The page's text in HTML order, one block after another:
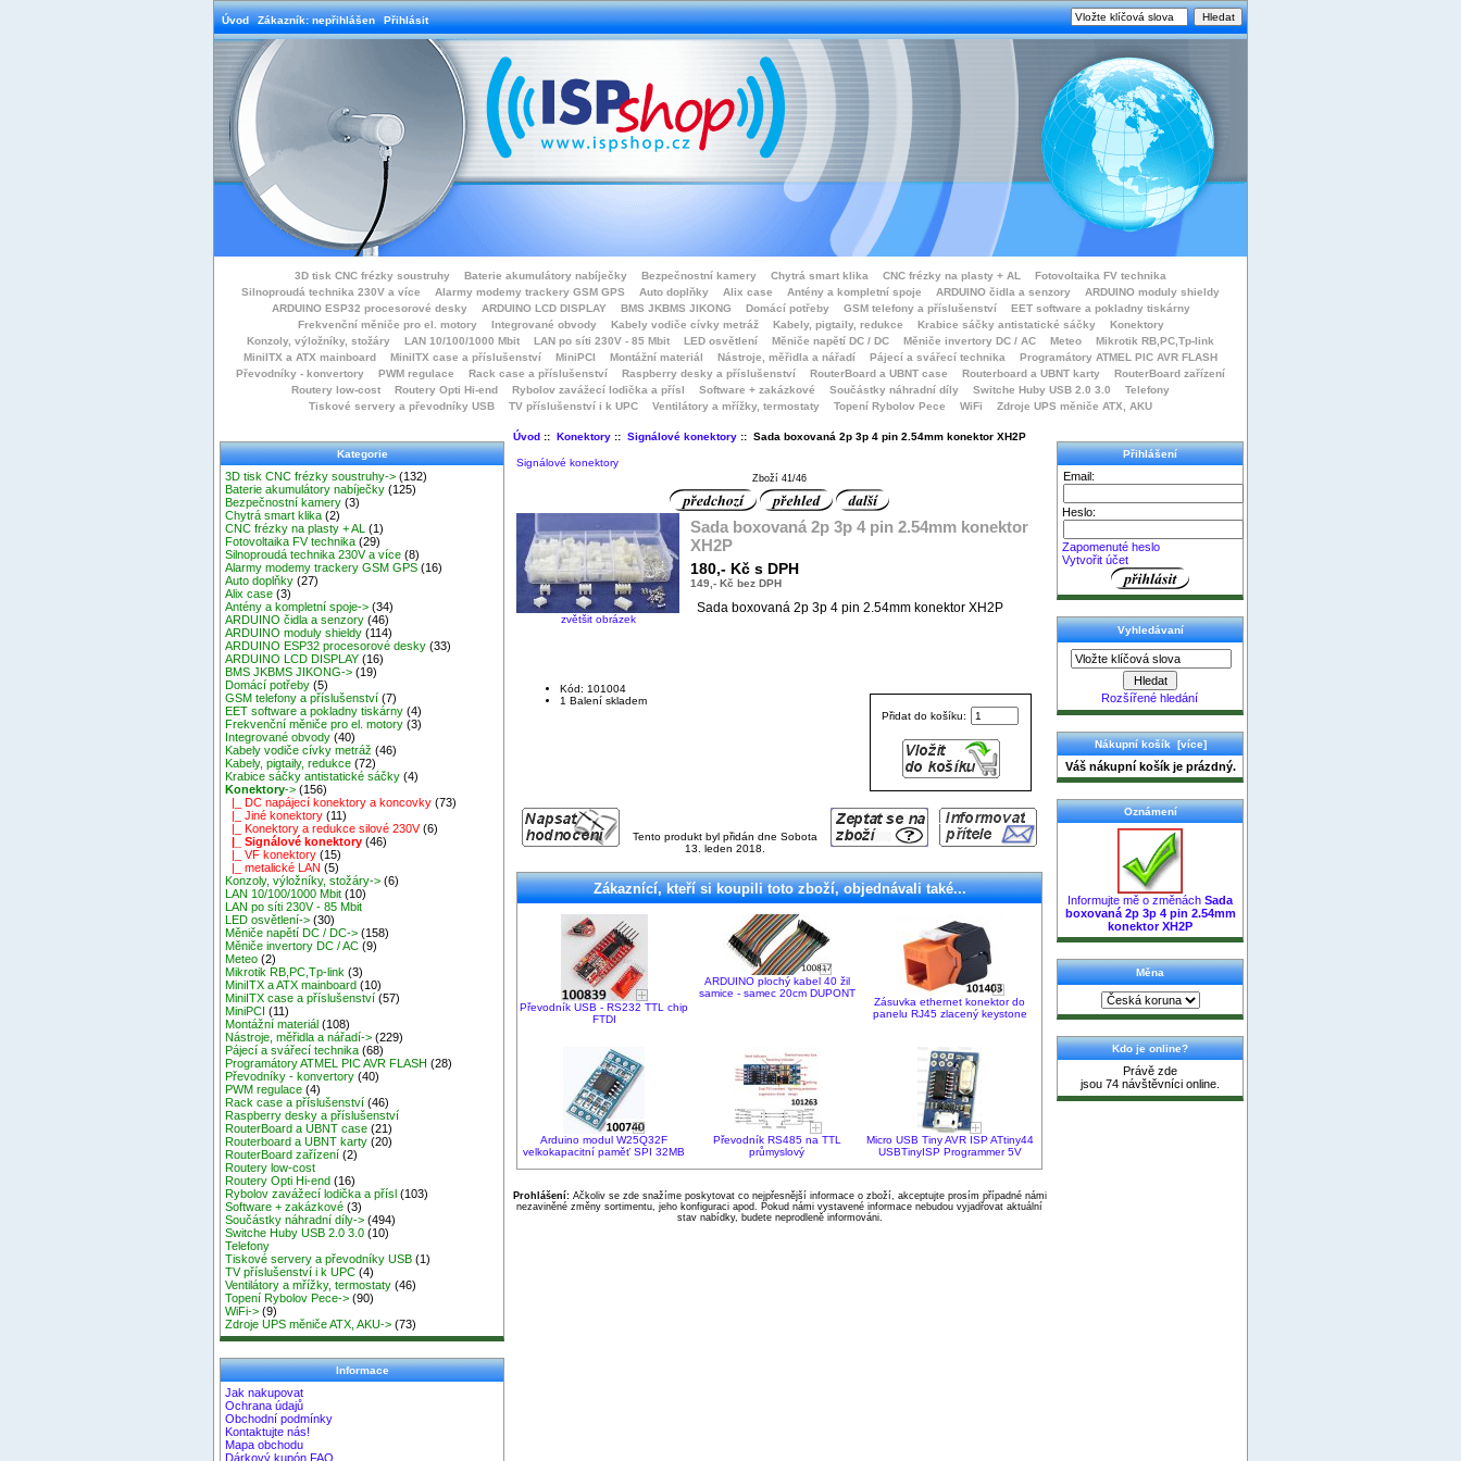
Úvod Zákazník: nepřihlášen Přihlásit
3D tisk CNC frézky soustruhy Baterie akumulátory nabíječky Bezpečnostní kamery Chytrá smart klika CNC frézky na plasty + AL
Fotovoltaika FV technika
Silnoproudá technika 230V a více
Alarmy modemy trackery GSM GPS Auto doplňky Alix case Antény a kompletní spoje ARDUINO čidla a senzory
ARDUINO moduly shieldy
ARDUINO ESP32 procesorové desky
ARDUINO LCD DISPLAY BMS JKBMS JIKONG Domácí potřeby GSM telefony a příslušenství
EET software a pokladny tiskárny
Frekvenční měniče pro el. motory
Integrované obvody Kabely vodiče cívky metráž Kabely, pigtaily, redukce Krabice sáčky antistatické sáčky
Konektory
Konzoly, výložníky, stožáry
LAN 10/100/1000 Mbit LAN po síti 230V - 85 Mbit LED osvětlení Měniče napětí DC / DC Měniče invertory DC / AC Meteo
Mikrotik RB,PC,Tp-link
MiniITX a ATX mainboard
MiniITX case a příslušenství MiniPCI Montážní materiál Nástroje, měřidla a nářadí Pájecí a svářecí technika
Programátory ATMEL PIC AVR FLASH
Převodníky - konvertory
PWM regulace Rack case a příslušenství Raspberry desky a příslušenství RouterBoard a UBNT case Routerboard a UBNT karty
RouterBoard zařízení
Routery low-cost
Routery Opti Hi-end Rybolov zavážecí lodička a přísl Software + zakázkové Součástky náhradní díly Switche Huby USB 2.0 3.0
Telefony
Tiskové servery a převodníky USB
TV příslušenství i k UPC Ventilátory a mřížky, termostaty Topení Rybolov Pece WiFi Zdroje UPS měniče ATX, AKU
Kategorie
3D tisk CNC frézky soustruhy-> (132)
Baterie akumulátory nabíječky (125)
Bezpečnostní kamery (3)
Chytrá smart klika (2)
CNC frézky na plasty + AL
(1)
Fotovoltaika FV technika (29)
Silnoproudá technika 230V a více (8)
Alarmy modemy trackery GSM GPS (16)
Auto doplňky (27)
Alix case (3)
Antény a kompletní spoje-> (34)
ARDUINO čidla a senzory (46)
ARDUINO moduly shieldy (114)
ARDUINO ESP32 procesorové desky (33)
ARDUINO LCD DISPLAY (16)
BMS JKBMS JIKONG-> (19)
Domácí potřeby (5)
GSM telefony a příslušenství (7)
EET software a pokladny tiskárny (4)
Frekvenční měniče pro el. motory (3)
Integrované obvody (40)
Kabely vodiče cívky metráž (46)
Kabely, pigtaily, redukce (72)
Krabice sáčky antistatické sáčky (4)
Konektory-> (156)
|_ DC napájecí konektory a koncovky (73)
|_ Jiné konektory (11)
|_ Konektory a redukce silové 230V(6)
|_ Signálové konektory (46)
|_ VF konektory (15)
|_ metalické LAN (5)
Konzoly, výložníky, stožáry-> (6)
LAN 10/100/1000 Mbit (10)
LAN po síti 230V - 85 Mbit
LED osvětlení-> (30)
Měniče napětí DC / DC-> (158)
Měniče invertory DC / AC (9)
Meteo (2)
Mikrotik RB,PC,Tp-link (3)
MiniITX a ATX mainboard (10)
MiniITX case a příslušenství (57)
MiniPCI (11)
Montážní materiál (108)
Nástroje, měřidla a nářadí-> (229)
Pájecí a svářecí technika (68)
Programátory ATMEL PIC AVR FLASH (28)
Převodníky - konvertory (40)
PWM regulace (4)
Rack case a příslušenství (46)
Raspberry desky a příslušenství
RouterBoard a UBNT case (21)
Routerboard a UBNT karty (20)
RouterBoard zařízení (2)
Routery low-cost
Routery Opti Hi-end (16)
Rybolov zavážecí lodička a přísl (103)
Software + zakázkové (3)
Součástky náhradní díly-> (494)
Switche Huby USB 2.0 3.0 (10)
Telefony
Tiskové servery a převodníky USB (1)
TV příslušenství i k UPC (4)
Ventilátory a mřížky, termostaty (46)
Topení Rybolov Pece-> (90)
WiFi-> (9)
Zdroje UPS měniče ATX, AKU-> (73)
Informace
Jak nakupovat
Ochrana údajů
Obchodní podmínky
Kontaktujte nás!
Mapa obchodu
Dárkový kupón FAQ
Úvod:: Konektory:: Signálové konektory:: Sada boxovaná 2p 3p 4 pin 2.54mm konektor XH2P
Signálové konektory
Zboží 41/46
zvětšit obrázek
Sada boxovaná 2p 3p 4 pin 2.54mm konektor
XH2P
180,- Kč s DPH
149,- Kč bez DPH
Sada boxovaná 2p 3p 4 pin 2.54mm konektor XH2P
Přidat do košíku:
Kód: 101004
1 Balení skladem
Tento produkt byl přidán dne Sobota
13. leden 2018.
Zákaznící, kteří si koupili toto zboží, objednávali také...
Převodník USB - RS232 TTL chip
FTDI
ARDUINO plochý kabel 40 žil
samice - samec 20cm DUPONT
Zásuvka ethernet konektor do
panelu RJ45 zlacený keystone
Arduino modul W25Q32F
velkokapacitní paměť SPI 32MB
Převodník RS485 na TTL
průmyslový
Micro USB Tiny AVR ISP ATtiny44
USBTinyISP Programmer 5V
Prohlášení:Ačkoliv se zde snažíme poskytovat co nejpřesnější informace o zboží, akceptujte prosím případné námi
nezaviněné změny sortimentu, jeho konfiguraci apod. Pokud námi vystavené informace nebudou vyjadřovat aktuální
stav nabídky, budete neprodleně informováni.
Přihlášení
Email:
Heslo:
Zapomenuté heslo
Vytvořit účet
Vyhledávaní
Rozšířené hledání
Nákupní košík [více]
Váš nákupní košík je prázdný.
Oznámení
Informujte mě o změnách Sada
boxovaná 2p 3p 4 pin 2.54mm
konektor XH2P
Měna
Kdo je online?
Právě zde
jsou 74 návštěvníci online.